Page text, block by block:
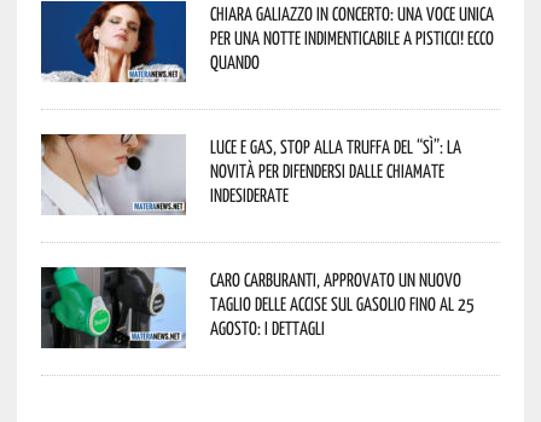
Chiara Galiazzo in concerto: una voce unica
per una notte indimenticabile a Pisticci! Ecco
quando
Luce e gas, stop alla truffa del “Sì”: la
novità per difendersi dalle chiamate
indesiderate
Caro carburanti, approvato un nuovo
taglio delle accise sul gasolio fino al 25
agosto: i dettagli